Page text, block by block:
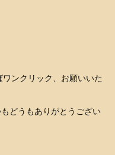
ワンクリック、お願いいた
どうもありがとうござい